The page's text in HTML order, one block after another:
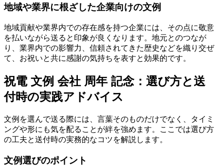
地域や業界に根ざした企業向けの文例
地域貢献や業界内での存在感を持つ企業には、その点に敬意
を払いながら送ると印象が良くなります。地元とのつなが
り、業界内での影響力、信頼されてきた歴史などを織り交ぜ
て、お祝いと共に感謝の気持ちを表すと効果的です。
祝電 文例 会社 周年 記念：選び方と送
付時の実践アドバイス
文例を選んで送る際には、言葉そのものだけでなく、タイミ
ングや形にも気を配ることが絆を強めます。ここでは選び方
の工夫と送付時の実務的なコツを解説します。
文例選びのポイント